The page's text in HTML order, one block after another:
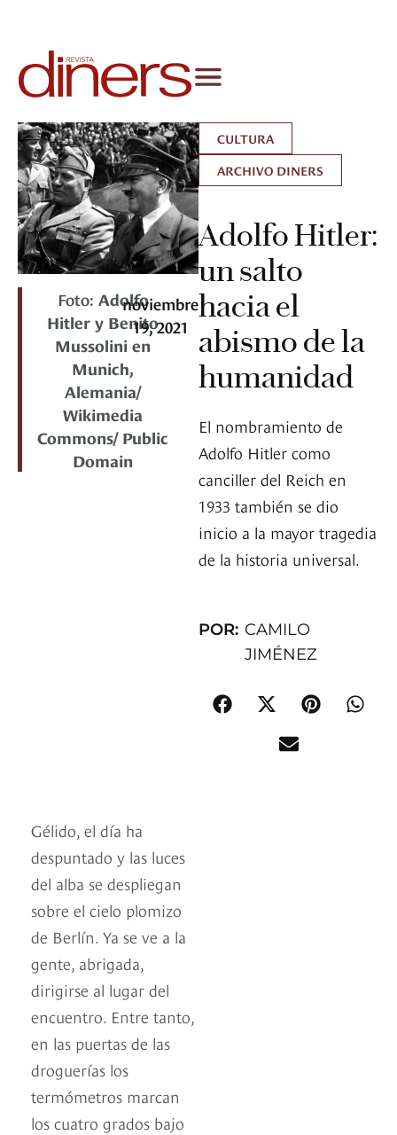
Foto: Adolfo
Hitler y Benito
Mussolini en
Munich,
Alemania/
Wikimedia
Commons/ Public
Domain
noviembre
19, 2021
CULTURA
ARCHIVO DINERS
Adolfo Hitler:
un salto
hacia el
abismo de la
humanidad
El nombramiento de
Adolfo Hitler como
canciller del Reich en
1933 también se dio
inicio a la mayor tragedia
de la historia universal.
POR: CAMILO
JIMÉNEZ
Gélido, el día ha
despuntado y las luces
del alba se despliegan
sobre el cielo plomizo
de Berlín. Ya se ve a la
gente, abrigada,
dirigirse al lugar del
encuentro. Entre tanto,
en las puertas de las
droguerías los
termómetros marcan
los cuatro grados bajo